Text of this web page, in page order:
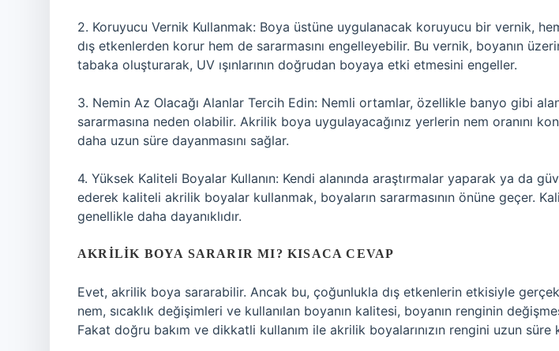
2. Koruyucu Vernik Kullanmak: Boya üstüne uygulanacak koruyucu bir vernik,
dış etkenlerden korur hem de sararmasını engelleyebilir. Bu vernik, boyanın
tabaka oluşturarak, UV ışınlarının doğrudan boyaya etki etmesini engeller.
3. Nemin Az Olacağı Alanlar Tercih Edin: Nemli ortamlar, özellikle banyo gibi
sararmasına neden olabilir. Akrilik boya uygulayacağınız yerlerin nem oranını
daha uzun süre dayanmasını sağlar.
4. Yüksek Kaliteli Boyalar Kullanın: Kendi alanında araştırmalar yaparak ya da
ederek kaliteli akrilik boyalar kullanmak, boyaların sararmasının önüne geçer.
genellikle daha dayanıklıdır.
AKRILIK BOYA SARARIR MI? KISACA CEVAP
Evet, akrilik boya sararabilir. Ancak bu, çoğunlukla dış etkenlerin etkisiyle
nem, sıcaklık değişimleri ve kullanılan boyanın kalitesi, boyanın renginin
Fakat doğru bakım ve dikkatli kullanım ile akrilik boyalarınızın rengini uzun